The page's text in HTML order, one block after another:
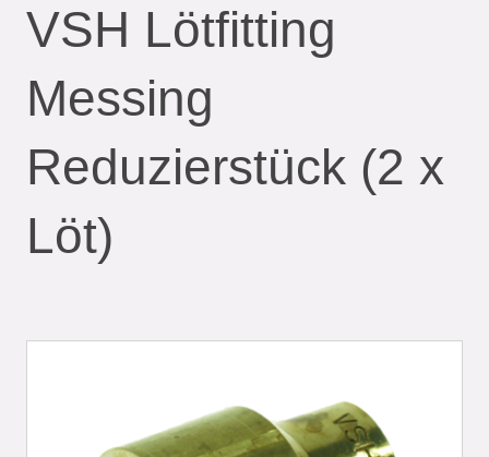
VSH Lötfitting
Messing
Reduzierstück (2 x
Löt)